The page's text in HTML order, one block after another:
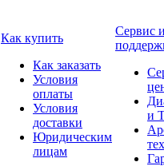
Как купить
Как заказать
Условия
оплаты
Условия
доставки
Юридическим
лицам
Сервис
и